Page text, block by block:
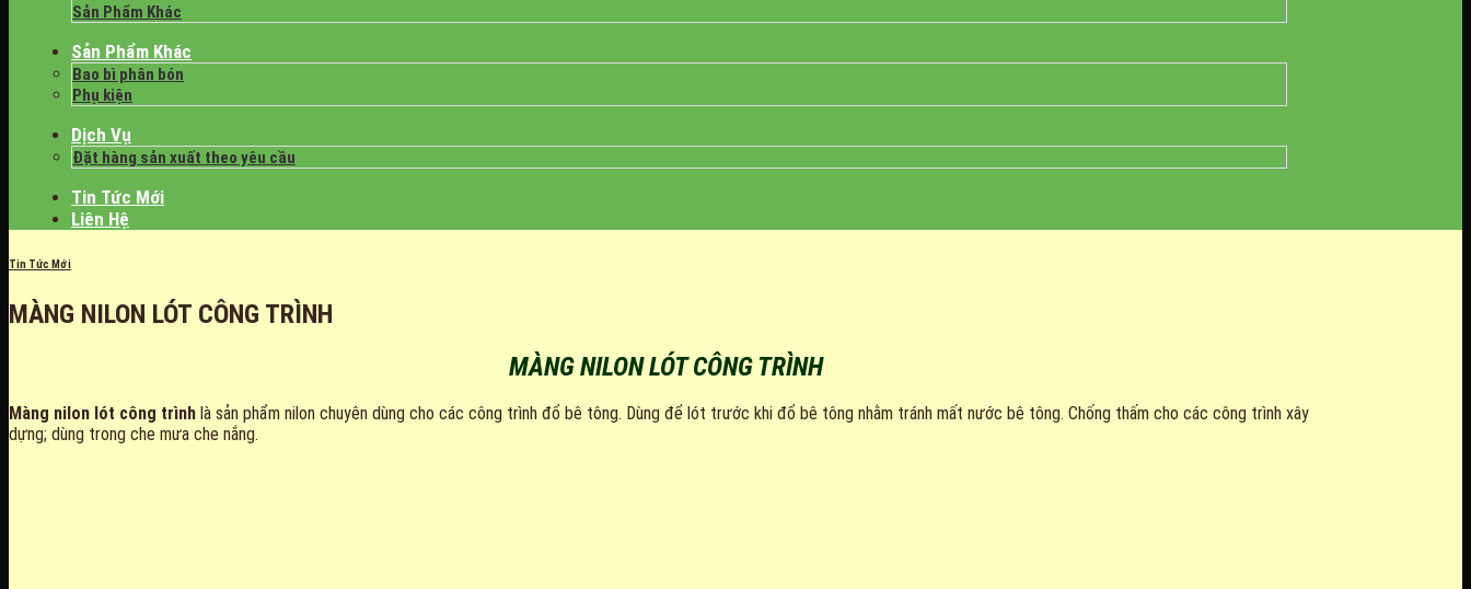
Sản Phẩm Khác
Sản Phẩm Khác
Bao bì phân bón
Phụ kiện
Dịch Vụ
Đặt hàng sản xuất theo yêu cầu
Tin Tức Mới
Liên Hệ
Tin Tức Mới
MÀNG NILON LÓT CÔNG TRÌNH
MÀNG NILON LÓT CÔNG TRÌNH
Màng nilon lót công trình là sản phẩm nilon chuyên dùng cho các công trình đổ bê tông. Dùng để lót trước khi đổ bê tông nhằm tránh mất nước bê tông. Chống thấm cho các công trình xây
dựng; dùng trong che mưa che nắng.